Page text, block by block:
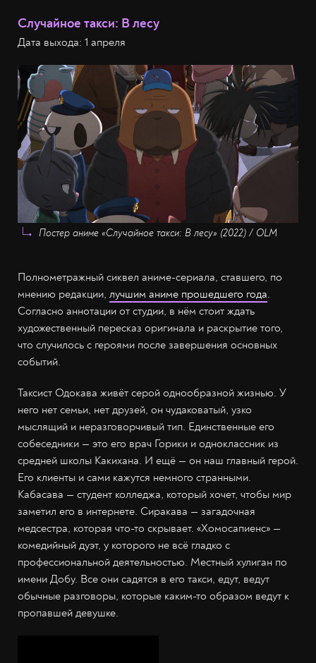
Случайное такси: В лесу
Дата выхода: 1 апреля
Постер аниме «Случайное такси: В лесу» (2022) / OLM
Полнометражный сиквел аниме-сериала, ставшего, по
мнению редакции, лучшим аниме прошедшего года.
Согласно аннотации от студии, в нём стоит ждать
художественный пересказ оригинала и раскрытие того,
что случилось с героями после завершения основных
событий.
Таксист Одокава живёт серой однообразной жизнью. У
него нет семьи, нет друзей, он чудаковатый, узко
мыслящий и неразговорчивый тип. Единственные его
собеседники — это его врач Горики и одноклассник из
средней школы Какихана. И ещё — он наш главный герой.
Его клиенты и сами кажутся немного странными.
Кабасава — студент колледжа, который хочет, чтобы мир
заметил его в интернете. Сиракава — загадочная
медсестра, которая что-то скрывает. «Хомосапиенс» —
комедийный дуэт, у которого не всё гладко с
профессиональной деятельностью. Местный хулиган по
имени Добу. Все они садятся в его такси, едут, ведут
обычные разговоры, которые каким-то образом ведут к
пропавшей девушке.